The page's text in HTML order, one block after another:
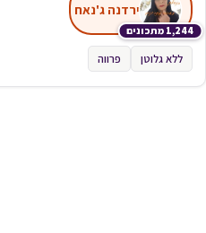
1,244 מתכונים
ירדנה ג'נאח
ללא גלוטן פרווה